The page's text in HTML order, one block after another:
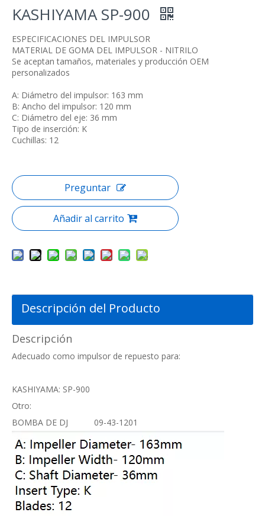
KASHIYAMA SP-900
ESPECIFICACIONES DEL IMPULSOR
MATERIAL DE GOMA DEL IMPULSOR - NITRILO
Se aceptan tamaños, materiales y producción OEM
personalizados
A: Diámetro del impulsor: 163 mm
B: Ancho del impulsor: 120 mm
C: Diámetro del eje: 36 mm
Tipo de inserción: K
Cuchillas: 12
Preguntar
Añadir al carrito
Descripción del Producto
Descripción
Adecuado como impulsor de repuesto para:
KASHIYAMA: SP-900
Otro:
BOMBA DE DJ 09-43-1201